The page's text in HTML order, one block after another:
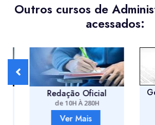
Outros cursos de
acessados:
Redação Oficial
de 10H À 280H
Ver Mais